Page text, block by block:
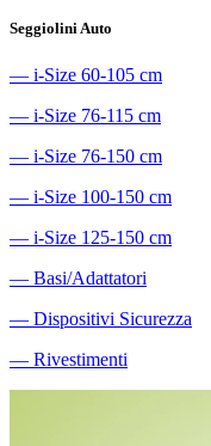
Seggiolini Auto
― i-Size 60-105 cm
― i-Size 76-115 cm
― i-Size 76-150 cm
― i-Size 100-150 cm
― i-Size 125-150 cm
― Basi/Adattatori
― Dispositivi Sicurezza
― Rivestimenti